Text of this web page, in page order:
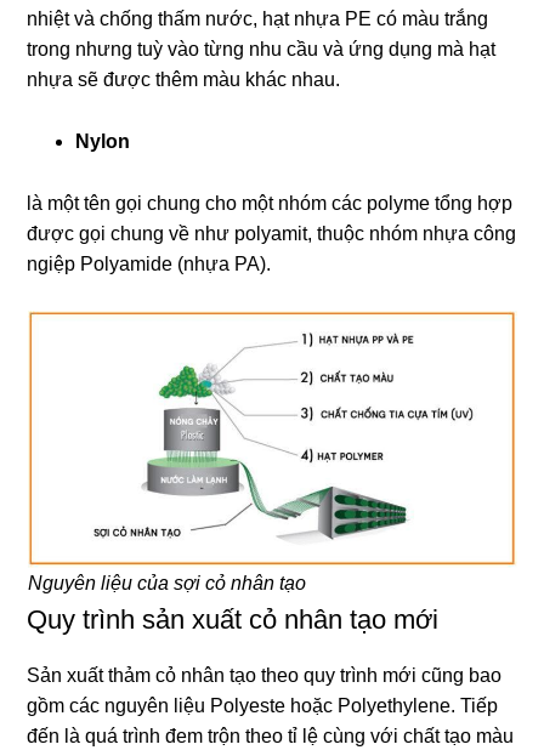
nhiệt và chống thấm nước, hạt nhựa PE có màu trắng
trong nhưng tuỳ vào từng nhu cầu và ứng dụng mà hạt
nhựa sẽ được thêm màu khác nhau.
Nylon
là một tên gọi chung cho một nhóm các polyme tổng hợp
được gọi chung về như polyamit, thuộc nhóm nhựa công
ngiệp Polyamide (nhựa PA).
Nguyên liệu của sợi cỏ nhân tạo
Quy trình sản xuất cỏ nhân tạo mới
Sản xuất thảm cỏ nhân tạo theo quy trình mới cũng bao
gồm các nguyên liệu Polyeste hoặc Polyethylene. Tiếp
đến là quá trình đem trộn theo tỉ lệ cùng với chất tạo màu